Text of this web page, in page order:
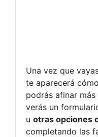
Una vez que
te aparecerá
podrás afinar
verás un
u otras opciones
completando las